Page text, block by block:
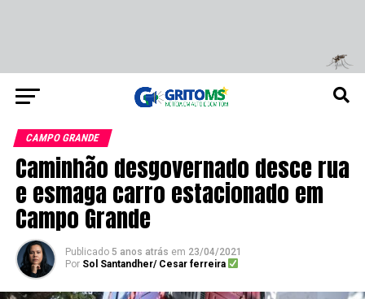
CAMPO GRANDE
Caminhão desgovernado desce rua
e esmaga carro estacionado em
Campo Grande
Publicado 5 anos atrás em 23/04/2021
Por Sol Santandher/ Cesar ferreira